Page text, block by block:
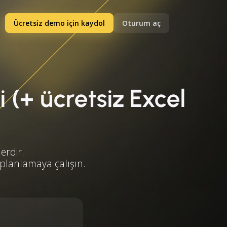
Ücretsiz demo için kaydol Oturum aç
ücretsiz Excel
çalışın.